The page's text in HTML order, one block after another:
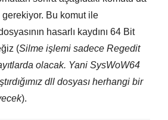
gerekiyor. Bu komut ile
hasarlı kaydını 64 Bit
(Silme işlemi sadece Regedit
olacak. Yani SysWoW64
dll dosyası herhangi bir
).